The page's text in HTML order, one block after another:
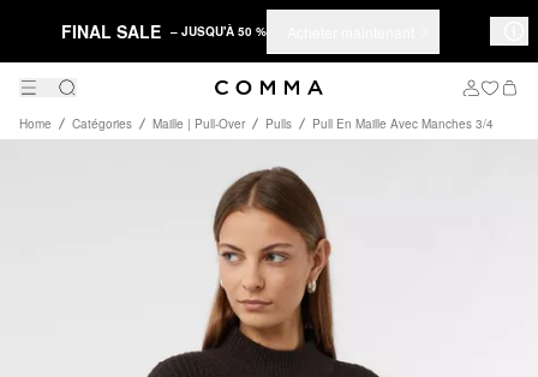
FINAL SALE – JUSQU'À 50 %
Home Catégories Maille | Pull-Over Pulls Pull En Maille Avec Manches 3/4